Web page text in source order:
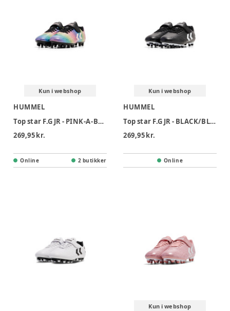
Kun i webshop
HUMMEL
Top star F.G JR - PINK-A-BOO
269,95 kr.
Online 2 butikker
Kun i webshop
HUMMEL
Top star F.G JR - BLACK/BLACK
269,95 kr.
Online
Kun i webshop